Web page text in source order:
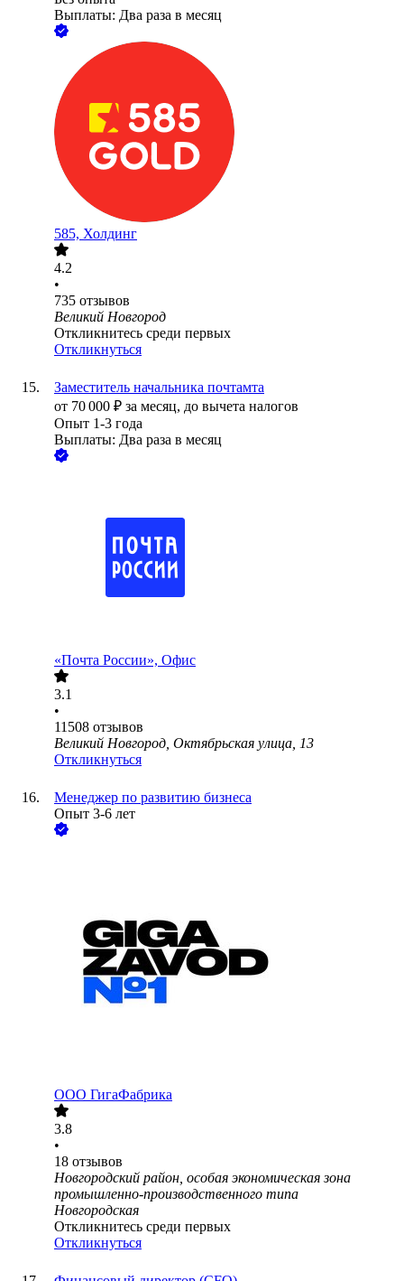
Выплаты: Два раза в месяц
585, Холдинг
4.2
•
735 отзывов
Великий Новгород
Откликнитесь среди первых
Откликнуться
Заместитель начальника почтамта
от 70 000 ₽ за месяц, до вычета налогов
Опыт 1-3 года
Выплаты: Два раза в месяц
«Почта России», Офис
3.1
•
11508 отзывов
Великий Новгород, Октябрьская улица, 13
Откликнуться
Менеджер по развитию бизнеса
Опыт 3-6 лет
ООО ГигаФабрика
3.8
•
18 отзывов
Новгородский район, особая экономическая зона
промышленно-производственного типа
Новгородская
Откликнитесь среди первых
Откликнуться